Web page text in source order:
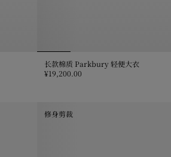
长款棉质 Parkbury 轻便大衣
¥19,200.00
修身剪裁